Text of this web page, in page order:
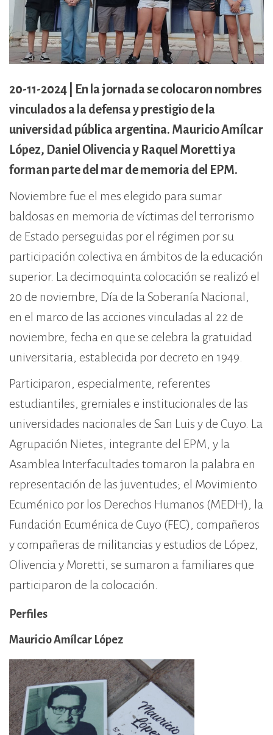
cívico-militar. El lugar fue sede del
Centro Clandestino de Detención,
Tortura y Extermino más
importante del Gran Mendoza.
20-11-2024 | En la jornada se colocaron nombres
vinculados a la defensa y prestigio de la
universidad pública argentina. Mauricio Amílcar
López, Daniel Olivencia y Raquel Moretti ya
forman parte del mar de memoria del EPM.
Noviembre fue el mes elegido para sumar
baldosas en memoria de víctimas del terrorismo
de Estado perseguidas por el régimen por su
participación colectiva en ámbitos de la educación
superior. La decimoquinta colocación se realizó el
20 de noviembre, Día de la Soberanía Nacional,
en el marco de las acciones vinculadas al 22 de
noviembre, fecha en que se celebra la gratuidad
universitaria, establecida por decreto en 1949.
Participaron, especialmente, referentes
estudiantiles, gremiales e institucionales de las
universidades nacionales de San Luis y de Cuyo. La
Agrupación Nietes, integrante del EPM, y la
Asamblea Interfacultades tomaron la palabra en
representación de las juventudes; el Movimiento
Ecuménico por los Derechos Humanos (MEDH), la
Fundación Ecuménica de Cuyo (FEC), compañeros
y compañeras de militancias y estudios de López,
Olivencia y Moretti, se sumaron a familiares que
participaron de la colocación.
Perfiles
Mauricio Amílcar López